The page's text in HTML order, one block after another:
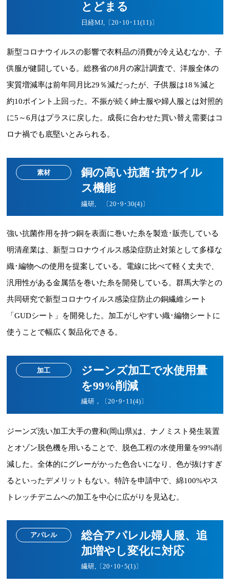
とどまる
日経MJ,〔20･10･11(11)〕
新型コロナウイルスの影響で衣料品の消費が冷え込むなか、子
供服が健闘している。総務省の8月の家計調査で、洋服全体の
実質増減率は前年同月比29％減だったが、子供服は18％減と
約10ポイント上回った。不振が続く紳士服や婦人服とは対照的
に5～6月はプラスに戻した。成長に合わせた買い替え需要はコ
ロナ禍でも底堅いとみられる。
素材
銅の高い抗菌･抗ウイル
ス機能
繊研, 〔20･9･30(4)〕
強い抗菌作用を持つ銅を表面に巻いた糸を製造･販売している
明清産業は、新型コロナウイルス感染症防止対策として多様な
織･編物への使用を提案している。電線に比べて軽く丈夫で、
汎用性がある金属箔を巻いた糸を開発している。群馬大学との
共同研究で新型コロナウイルス感染症防止の銅繊維シート
「GUDシート」を開発した。加工がしやすい織･編物シートに
使うことで幅広く製品化できる。
加工
ジーンズ加工で水使用量
を99%削減
繊研，〔20･9･11(4)〕
ジーンズ洗い加工大手の豊和(岡山県)は、ナノミスト発生装置
とオゾン脱色機を用いることで、脱色工程の水使用量を99%削
減した。全体的にグレーがかった色合いになり、色が抜けすぎ
るといったデメリットもない。特許を申請中で、綿100%やス
トレッチデニムへの加工を中心に広がりを見込む。
アパレル
総合アパレル婦人服、追
加増やし変化に対応
繊研,〔20･10･5(1)〕